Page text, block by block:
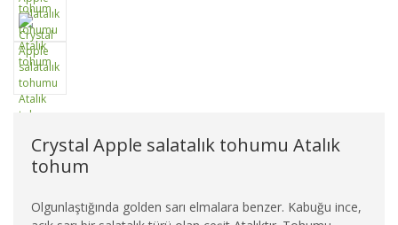
Crystal Apple salatalık tohumu Atalık
tohum
Olgunlaştığında golden sarı elmalara benzer. Kabuğu ince,